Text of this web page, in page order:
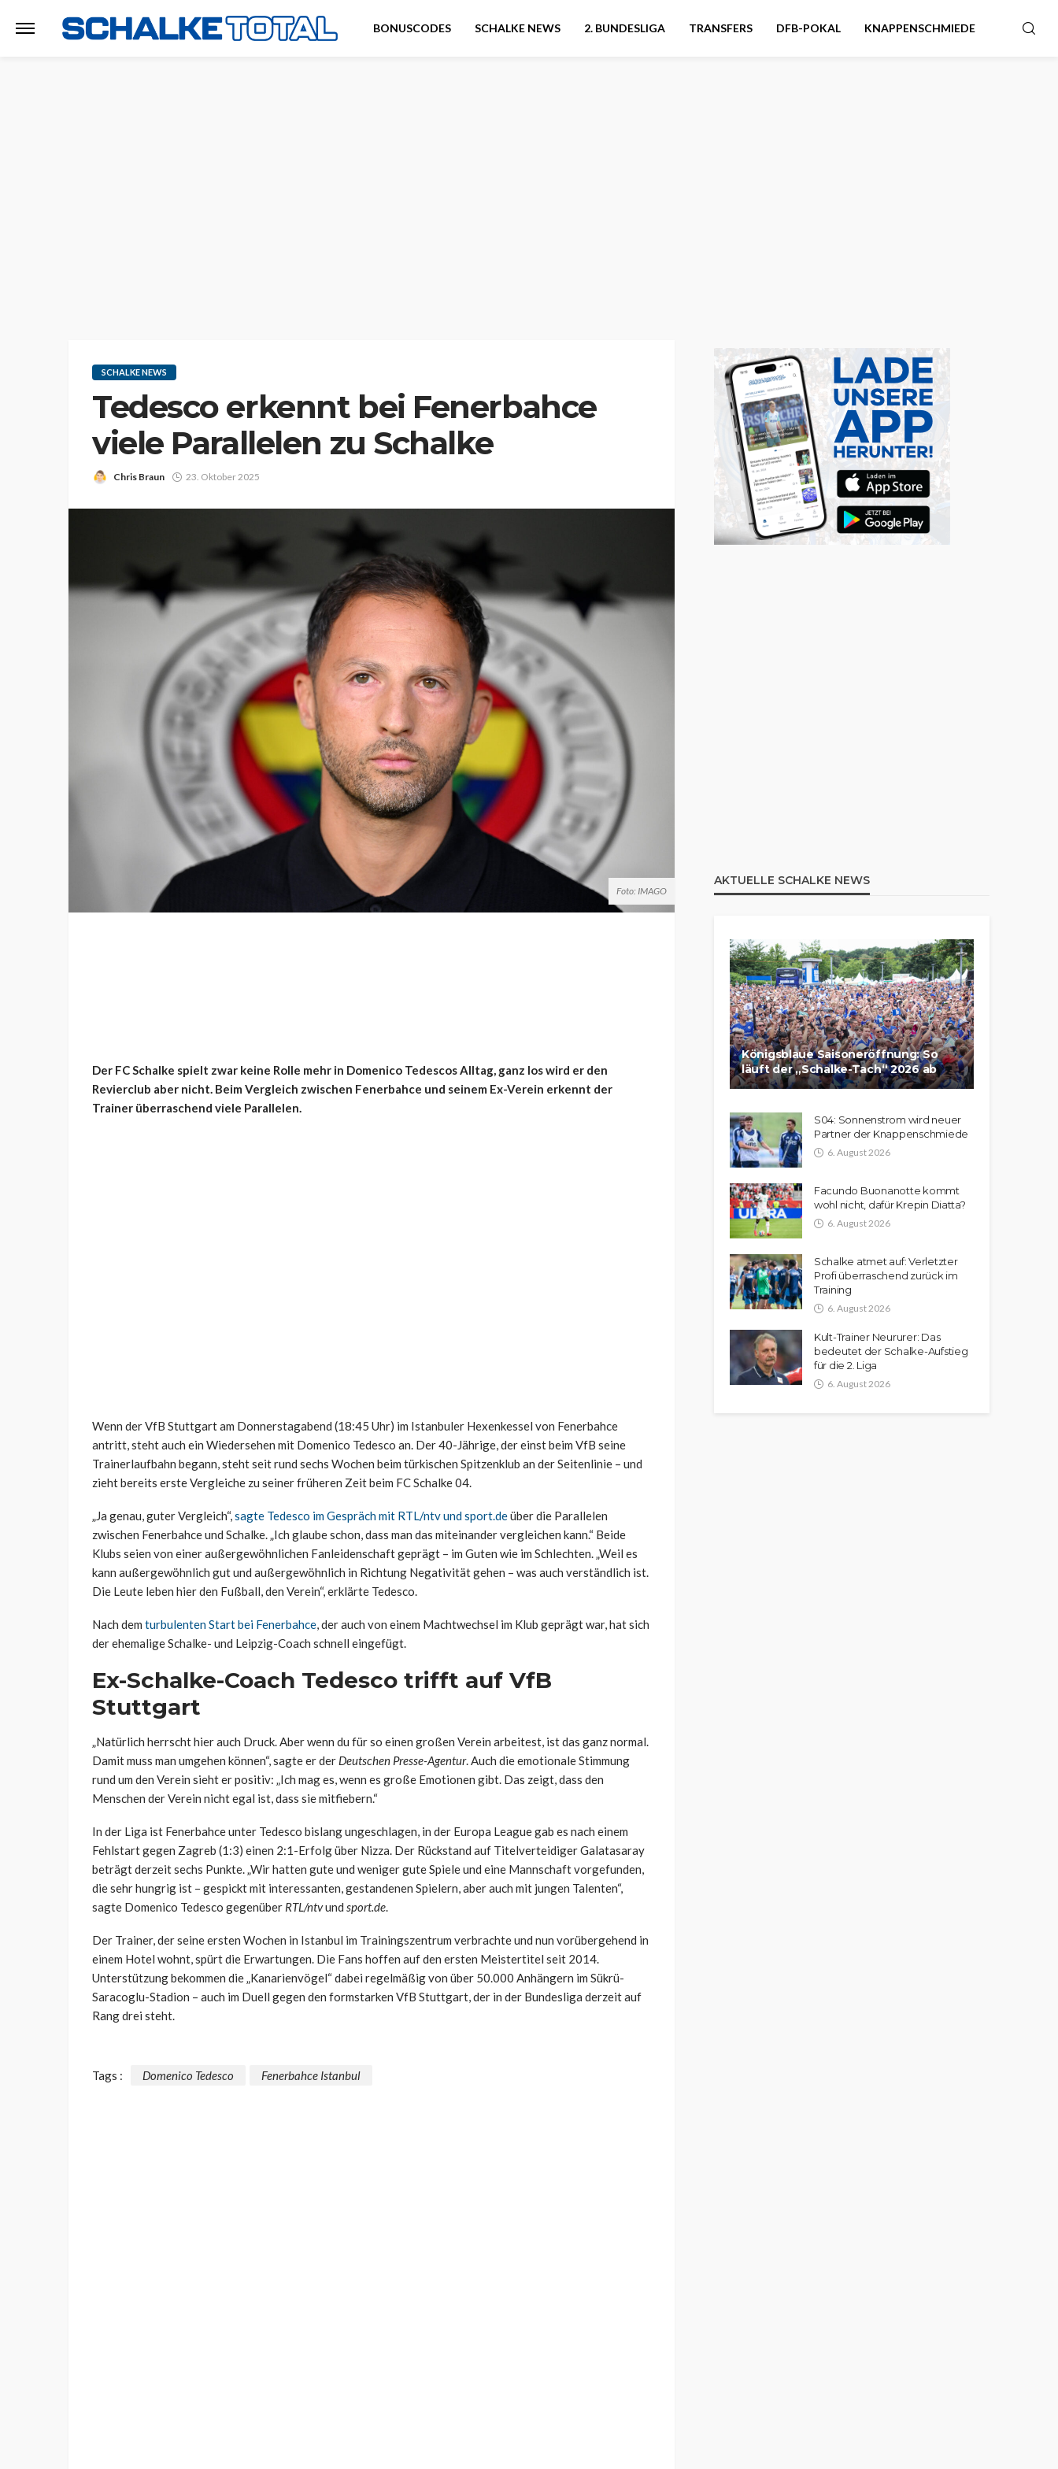
BONUSCODES SCHALKE NEWS 2. BUNDESLIGA TRANSFERS DFB-POKAL KNAPPENSCHMIEDE
SCHALKE NEWS
Tedesco erkennt bei Fenerbahce
viele Parallelen zu Schalke
Chris Braun 23. Oktober 2025
Foto: IMAGO
Der FC Schalke spielt zwar keine Rolle mehr in Domenico Tedescos Alltag, ganz los wird er den
Revierclub aber nicht. Beim Vergleich zwischen Fenerbahce und seinem Ex-Verein erkennt der
Trainer überraschend viele Parallelen.
Wenn der VfB Stuttgart am Donnerstagabend (18:45 Uhr) im Istanbuler Hexenkessel von Fenerbahce
antritt, steht auch ein Wiedersehen mit Domenico Tedesco an. Der 40-Jährige, der einst beim VfB seine
Trainerlaufbahn begann, steht seit rund sechs Wochen beim türkischen Spitzenklub an der Seitenlinie – und
zieht bereits erste Vergleiche zu seiner früheren Zeit beim FC Schalke 04.
„Ja genau, guter Vergleich“,sagte Tedesco im Gespräch mit RTL/ntv und sport.deüber die Parallelen
zwischen Fenerbahce und Schalke. „Ich glaube schon, dass man das miteinander vergleichen kann.“ Beide
Klubs seien von einer außergewöhnlichen Fanleidenschaft geprägt – im Guten wie im Schlechten. „Weil es
kann außergewöhnlich gut und außergewöhnlich in Richtung Negativität gehen – was auch verständlich ist.
Die Leute leben hier den Fußball, den Verein“, erklärte Tedesco.
Nach dem turbulenten Start bei Fenerbahce, der auch von einem Machtwechsel im Klub geprägt war, hat sich
der ehemalige Schalke- und Leipzig-Coach schnell eingefügt.
Ex-Schalke-Coach Tedesco trifft auf VfB
Stuttgart
„Natürlich herrscht hier auch Druck. Aber wenn du für so einen großen Verein arbeitest, ist das ganz normal.
Damit muss man umgehen können“, sagte er der Deutschen Presse-Agentur. Auch die emotionale Stimmung
rund um den Verein sieht er positiv: „Ich mag es, wenn es große Emotionen gibt. Das zeigt, dass den
Menschen der Verein nicht egal ist, dass sie mitfiebern.“
In der Liga ist Fenerbahce unter Tedesco bislang ungeschlagen, in der Europa League gab es nach einem
Fehlstart gegen Zagreb (1:3) einen 2:1-Erfolg über Nizza. Der Rückstand auf Titelverteidiger Galatasaray
beträgt derzeit sechs Punkte. „Wir hatten gute und weniger gute Spiele und eine Mannschaft vorgefunden,
die sehr hungrig ist – gespickt mit interessanten, gestandenen Spielern, aber auch mit jungen Talenten“,
sagte Domenico Tedesco gegenüber RTL/ntvund sport.de.
Der Trainer, der seine ersten Wochen in Istanbul im Trainingszentrum verbrachte und nun vorübergehend in
einem Hotel wohnt, spürt die Erwartungen. Die Fans hoffen auf den ersten Meistertitel seit 2014.
Unterstützung bekommen die „Kanarienvögel“ dabei regelmäßig von über 50.000 Anhängern im Sükrü-
Saracoglu-Stadion – auch im Duell gegen den formstarken VfB Stuttgart, der in der Bundesliga derzeit auf
Rang drei steht.
Tags : Domenico Tedesco Fenerbahce Istanbul
AKTUELLE SCHALKE NEWS
Königsblaue Saisoneröffnung: So
läuft der „Schalke-Tach“ 2026 ab
S04: Sonnenstrom wird neuer
Partner der Knappenschmiede
6. August 2026
Facundo Buonanotte kommt
wohl nicht, dafür Krepin Diatta?
6. August 2026
Schalke atmet auf: Verletzter
Profi überraschend zurück im
Training
6. August 2026
Kult-Trainer Neururer: Das
bedeutet der Schalke-Aufstieg
für die 2. Liga
6. August 2026